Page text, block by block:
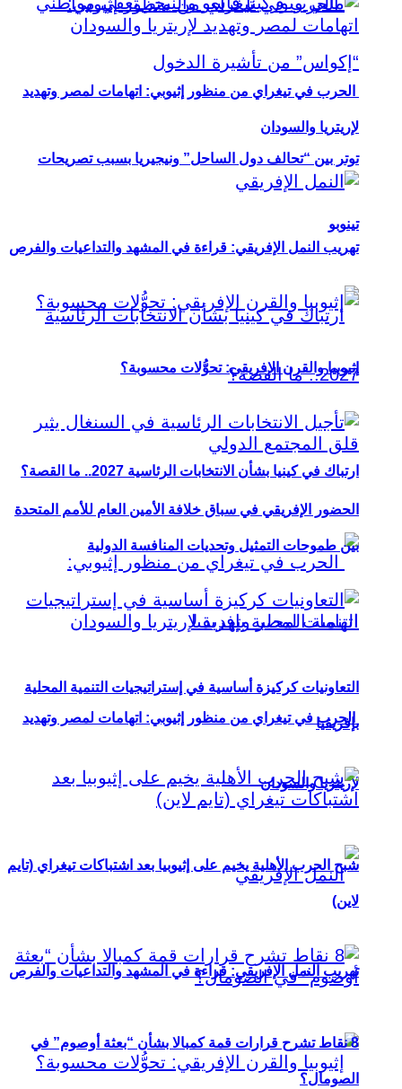
توتر بين “تحالف دول الساحل” ونيجيريا بسبب تصريحات
تينوبو
ارتباك في كينيا بشأن الانتخابات الرئاسية 2027.. ما القصة؟
الحرب في تيغراي من منظور إثيوبي: اتهامات لمصر وتهديد
لإريتريا والسودان
تهريب النمل الإفريقي: قراءة في المشهد والتداعيات والفرص
الحرب في تيغراي من منظور إثيوبي: اتهامات لمصر وتهديد
لإريتريا والسودان
تهريب النمل الإفريقي: قراءة في المشهد والتداعيات والفرص
إثيوبيا والقرن الإفريقي: تحوُّلات محسوبة؟
الحضور الإفريقي في سباق خلافة الأمين العام للأمم المتحدة
بين طموحات التمثيل وتحديات المنافسة الدولية
التعاونيات كركيزة أساسية في إستراتيجيات التنمية المحلية
بإفريقيا
شبح الحرب الأهلية يخيم على إثيوبيا بعد اشتباكات تيغراي (تايم
لاين)
8 نقاط تشرح قرارات قمة كمبالا بشأن “بعثة أوصوم” في
الصومال؟